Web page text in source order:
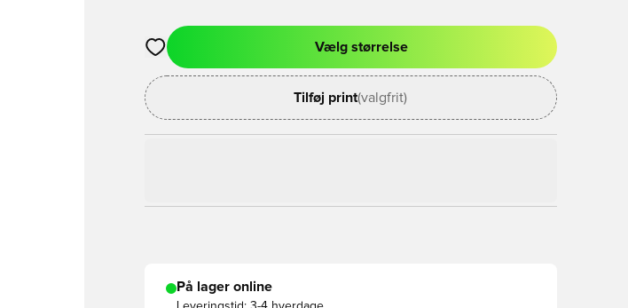
Åbner en Modal til at logge ind eller tilmelde dig som medlem
Vælg størrelse
Tilføj print(valgfrit)
På lager online